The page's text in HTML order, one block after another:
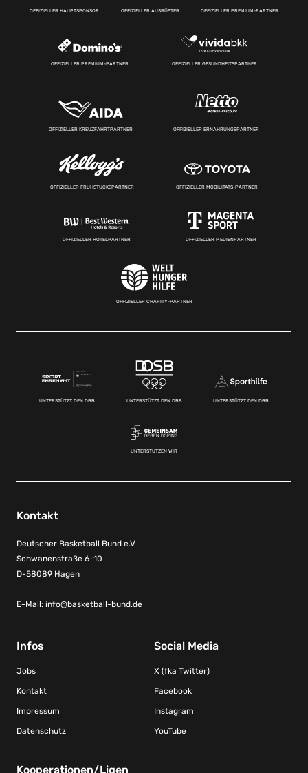
OFFIZIELLER HAUPTSPONSOR OFFIZIELLER AUSRÜSTER OFFIZIELLER PREMIUM-PARTNER
OFFIZIELLER PREMIUM-PARTNER OFFIZIELLER GESUNDHEITSPARTNER
OFFIZIELLER KREUZFAHRTPARTNER OFFIZIELLER ERNÄHRUNGSPARTNER
OFFIZIELLER FRÜHSTÜCKSPARTNER OFFIZIELLER MOBILITÄTS-PARTNER
OFFIZIELLER HOTELPARTNER OFFIZIELLER MEDIENPARTNER
OFFIZIELLER CHARITY-PARTNER
UNTERSTÜTZT DEN DBB UNTERSTÜTZT DEN DBB UNTERSTÜTZT DEN DBB
UNTERSTÜTZEN WIR
Kontakt
Deutscher Basketball Bund e.V
Schwanenstraße 6-10
D-58089 Hagen
E-Mail: info@basketball-bund.de
Infos
Jobs
Kontakt
Impressum
Datenschutz
Social Media
X (fka Twitter)
Facebook
Instagram
YouTube
Kooperationen/Ligen